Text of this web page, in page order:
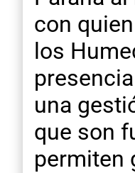
con
los
una
que son
permiten